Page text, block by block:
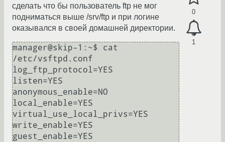
0
1
сделать что бы пользователь ftp не мог
подниматься выше /srv/ftp и при логине
оказывался в своей домашней директории.
manager@skip-1:~$ cat
/etc/vsftpd.conf
log_ftp_protocol=YES
listen=YES
anonymous_enable=NO
local_enable=YES
virtual_use_local_privs=YES
write_enable=YES
guest_enable=YES